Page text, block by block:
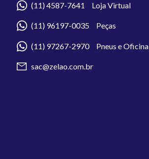
(11) 4587-7641 Loja Virtual
(11) 96197-0035 Peças
(11) 97267-2970 Pneus e Oficina
sac@zelao.com.br